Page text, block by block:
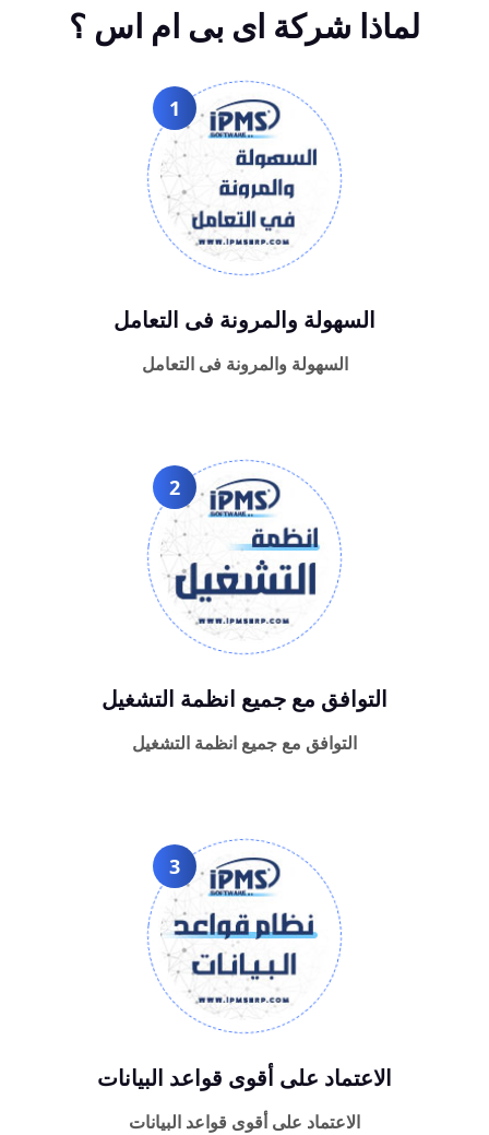
لماذا شركة اى بى ام اس ؟
1
السهولة والمرونة فى التعامل
السهولة والمرونة فى التعامل
2
التوافق مع جميع انظمة التشغيل
التوافق مع جميع انظمة التشغيل
3
الاعتماد على أقوى قواعد البيانات
الاعتماد على أقوى قواعد البيانات